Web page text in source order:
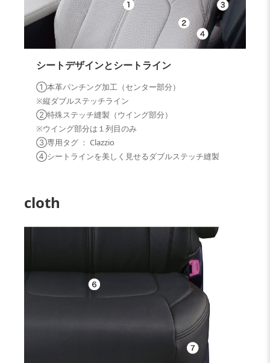
シートデザインとシートライン
①本革パンチング加工（センター部分）
※縦ダブルステッチライン
②特殊ステッチ縫製（ウイング部分）
※ウイング部分は１列目のみ
③専用タグ ： Clazzio
④シートラインを美しく見せるダブルステッチ縫製
cloth